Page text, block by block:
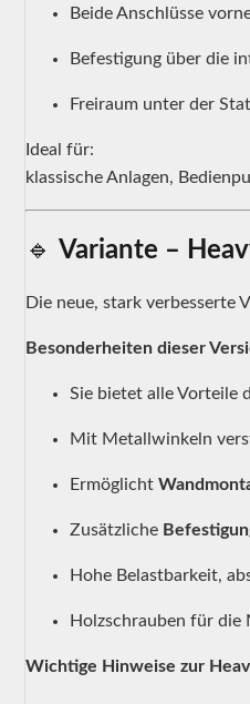
Beide Anschlüsse
Befestigung über die
Freiraum unter der
Ideal für:
klassische Anlagen,
🔹Variante –
Die neue, stark verbesserte
Besonderheiten dieser
Sie bietet alle Vorteile
Mit Metallwinkeln
Ermöglicht
Zusätzliche
Hohe Belastbarkeit,
Holzschrauben für die
Wichtige Hinweise zur